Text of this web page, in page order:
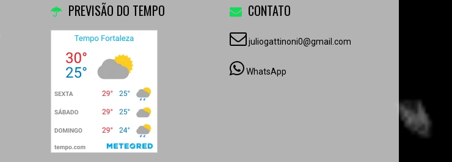
PREVISÃO DO TEMPO CONTATO
juliogattinoni0@gmail.com
WhatsApp